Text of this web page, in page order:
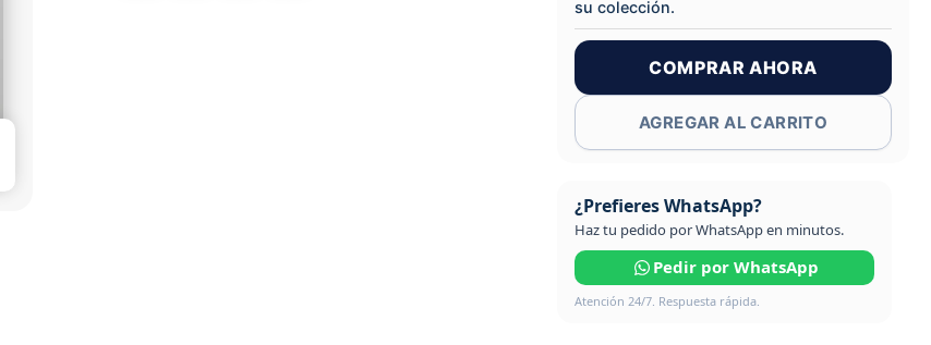
su colección.
COMPRAR AHORA
AGREGAR AL CARRITO
¿Prefieres WhatsApp?
Haz tu pedido por WhatsApp en minutos.
Pedir por WhatsApp
Atención 24/7. Respuesta rápida.